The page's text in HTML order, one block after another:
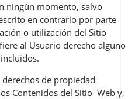
ningún momento, salvo
en contrario por parte
o utilización del Sitio
al Usuario derecho alguno
de propiedad
Contenidos del Sitio Web y,